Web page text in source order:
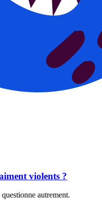
violents ?
autrement.